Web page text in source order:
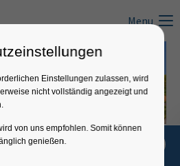
Menu
Einstellungen zulassen, wird
nicht vollständig angezeigt und
von uns empfohlen. Somit können
genießen.